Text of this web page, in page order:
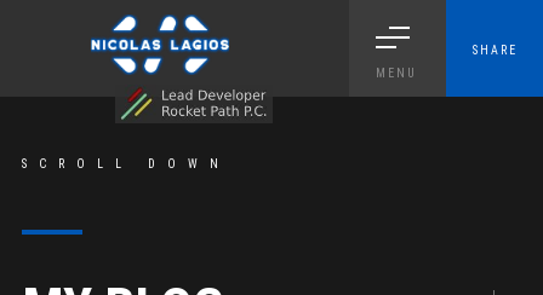
MENU
SHARE
SCROLL DOWN